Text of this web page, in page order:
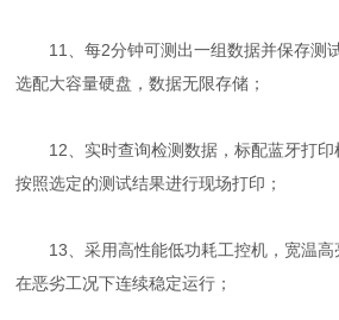
11、每2分钟可测出一组数据并保存测试
选配大容量硬盘，数据无限存储；
12、实时查询检测数据，标配蓝牙打印
按照选定的测试结果进行现场打印；
13、采用高性能低功耗工控机，宽温高
在恶劣工况下连续稳定运行；